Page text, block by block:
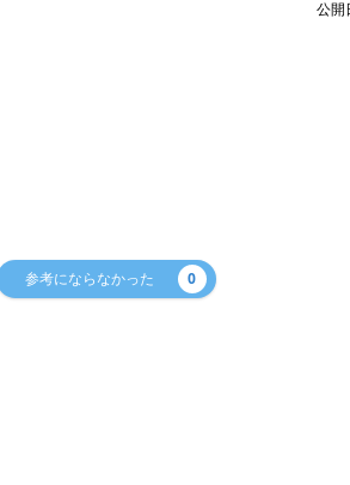
公開
参考にならなかった 0